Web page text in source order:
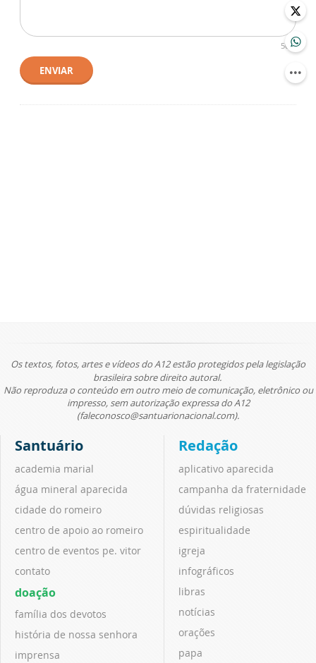
500
ENVIAR
Os textos, fotos, artes e vídeos do A12 estão protegidos pela legislação
brasileira sobre direito autoral.
Não reproduza o conteúdo em outro meio de comunicação, eletrônico ou
impresso, sem autorização expressa do A12
(faleconosco@santuarionacional.com).
Santuário
academia marial
água mineral aparecida
cidade do romeiro
centro de apoio ao romeiro
centro de eventos pe. vitor
contato
doação
família dos devotos
história de nossa senhora
imprensa
Redação
aplicativo aparecida
campanha da fraternidade
dúvidas religiosas
espiritualidade
igreja
infográficos
libras
notícias
orações
papa